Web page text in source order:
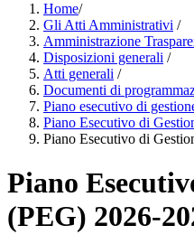
Home/
Gli Atti Amministrativi /
Amministrazione
Disposizioni generali /
Atti generali /
Documenti di
Piano esecutivo di
Piano Esecutivo di
Piano Esecutivo di
Piano
(PEG) 2026-